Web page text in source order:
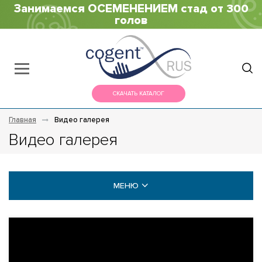
Занимаемся ОСЕМЕНЕНИЕМ стад от 300
голов
СКАЧАТЬ КАТАЛОГ
Главная Видео галерея
Видео галерея
МЕНЮ